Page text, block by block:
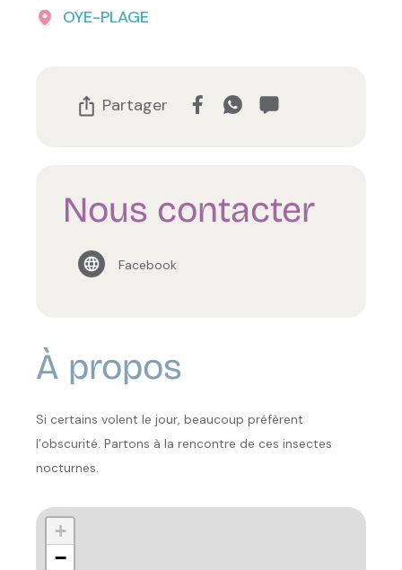
OYE-PLAGE
Partager
Nous contacter
Facebook
À propos
Si certains volent le jour, beaucoup préfèrent
l’obscurité. Partons à la rencontre de ces insectes
nocturnes.
+
−